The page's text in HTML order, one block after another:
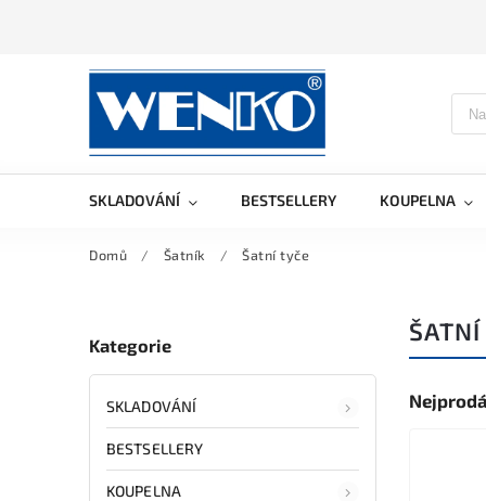
SKLADOVÁNÍ BESTSELLERY KOUPELNA
Domů / Šatník / Šatní tyče
Kategorie
SKLADOVÁNÍ
BESTSELLERY
KOUPELNA
ŠATNÍ